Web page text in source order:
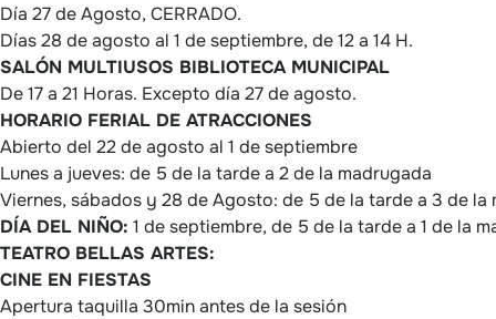
Día 27 de Agosto, CERRADO.
Días 28 de agosto al 1 de septiembre, de 12 a 14 H.
SALÓN MULTIUSOS BIBLIOTECA MUNICIPAL
De 17 a 21 Horas. Excepto día 27 de agosto.
HORARIO FERIAL DE ATRACCIONES
Abierto del 22 de agosto al 1 de septiembre
Lunes a jueves: de 5 de la tarde a 2 de la madrugada
Viernes, sábados y 28 de Agosto: de 5 de la tarde a 3 de la
DÍA DEL NIÑO: 1 de septiembre, de 5 de la tarde a 1 de la
TEATRO BELLAS ARTES:
CINE EN FIESTAS
Apertura taquilla 30min antes de la sesión